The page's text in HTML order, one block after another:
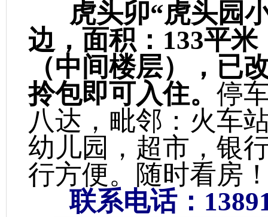
虎头卯“虎头园小
边，面积：133平
（中间楼层），已
拎包即可入住。 停
八达，毗邻：火车
幼儿园，超市，银
行方便。随时
联系电话：